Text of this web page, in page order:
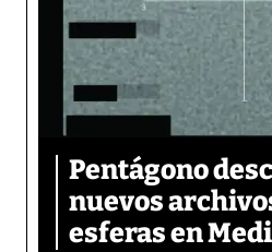
Pentágono
nuevos
esferas en